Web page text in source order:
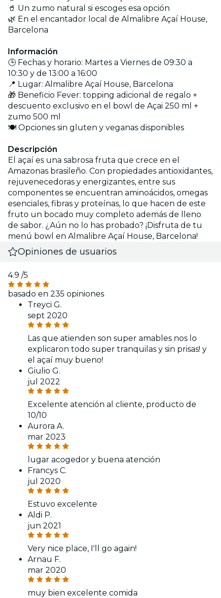
🥤 Un zumo natural si escoges esa opción
🌿 En el encantador local de Almalibre Açaí House,
Barcelona
Información
🕒 Fechas y horario: Martes a Viernes de 09:30 a
10:30 y de 13:00 a 16:00
📍 Lugar: Almalibre Açaí House, Barcelona
🎁 Beneficio Fever: topping adicional de regalo +
descuento exclusivo en el bowl de Açai 250 ml +
zumo 500 ml
🍽️ Opciones sin gluten y veganas disponibles
Descripción
El açaí es una sabrosa fruta que crece en el
Amazonas brasileño. Con propiedades antioxidantes,
rejuvenecedoras y energizantes, entre sus
componentes se encuentran aminoácidos, omegas
esenciales, fibras y proteínas, lo que hacen de este
fruto un bocado muy completo además de lleno
de sabor. ¿Aún no lo has probado? ¡Disfruta de tu
menú bowl en Almalibre Açaí House, Barcelona!
Opiniones de usuarios
4.9 /5
basado en 235 opiniones
Treyci G.
sept 2020
Las que atienden son super amables nos lo
explicaron todo super tranquilas y sin prisas! y
el açaí muy bueno!
Giulio G.
jul 2022
Excelente atención al cliente, producto de
10/10
Aurora A.
mar 2023
lugar acogedor y buena atención
Francys C.
jul 2020
Estuvo excelente
Aldi P.
jun 2021
Very nice place, I'll go again!
Arnau F.
mar 2020
muy bien excelente comida